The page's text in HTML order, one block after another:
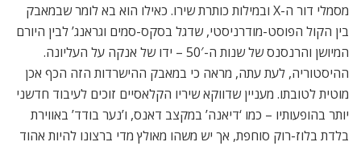
מסמלי דור ה-X ובמילות כותרת שירו. כאילו הוא בא לומר שבמאבק
בין הקול הפוסט-מודרניסטי, שדגל בסקס-סמים וגראנג’ לבין היורם
המיושן והרנסנס של שנות ה-50′ – ידו של אנקה על העליונה.
ההיסטוריה, לעת עתה, מראה כי במאבק ההישרדות הזה הכף אכן
מוטית לטובתו. מעניין שדווקא שיריו הקלאסיים זוכים לעיבוד חדשני
יותר בהופעותיו – כמו ‘דיאנה’ במקצב דאנס, ו’נער בודד’ באווירת
בלדת בלוז-רוק סוחפת, אך יש משהו מאולץ מדי ברצונו להיות אהוד